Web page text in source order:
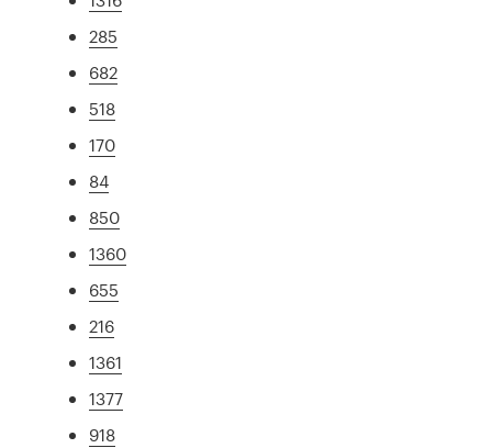
285
682
518
170
84
850
1360
655
216
1361
1377
918